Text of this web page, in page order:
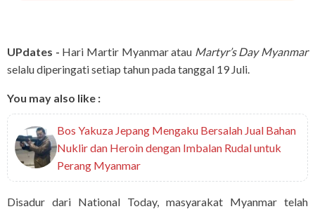
UPdates - Hari Martir Myanmar atau Martyr’s Day Myanmar
selalu diperingati setiap tahun pada tanggal 19 Juli.
You may also like :
Bos Yakuza Jepang Mengaku Bersalah Jual Bahan
Nuklir dan Heroin dengan Imbalan Rudal untuk
Perang Myanmar
Disadur dari National Today, masyarakat Myanmar telah